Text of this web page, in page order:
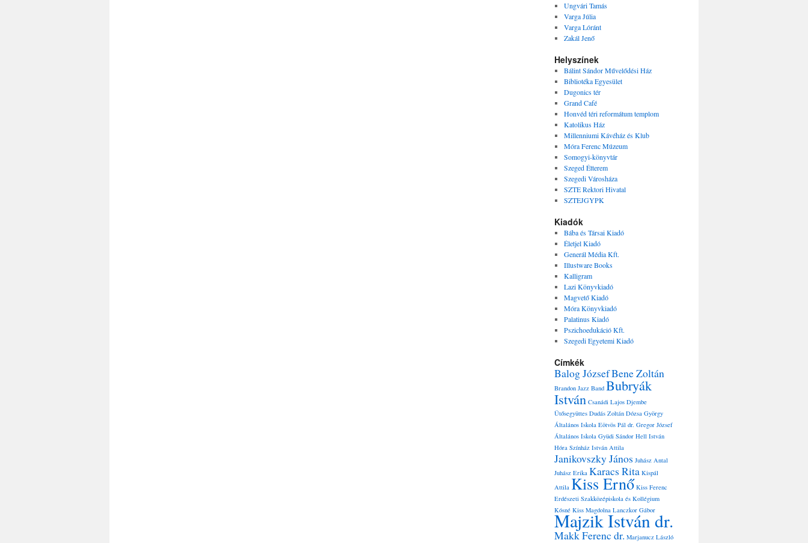
Ungvári Tamás
Varga Júlia
Varga Lóránt
Zakál Jenő
Helyszínek
Bálint Sándor Művelődési Ház
Bibliotéka Egyesület
Dugonics tér
Grand Café
Honvéd téri reformátum templom
Katolikus Ház
Millenniumi Kávéház és Klub
Móra Ferenc Múzeum
Somogyi-könyvtár
Szeged Étterem
Szegedi Városháza
SZTE Rektori Hivatal
SZTEJGYPK
Kiadók
Bába és Társai Kiadó
Életjel Kiadó
Generál Média Kft.
Illustware Books
Kalligram
Lazi Könyvkiadó
Magvető Kiadó
Móra Könyvkiadó
Palatinus Kiadó
Pszichoedukáció Kft.
Szegedi Egyetemi Kiadó
Címkék
Balog JózsefBene Zoltán
Brandon Jazz Band Bubryák
István Csanádi Lajos Djembe
Ütősegyüttes Dudás Zoltán Dózsa György
Általános Iskola Eötvös Pál dr. Gregor József
Általános Iskola Gyüdi Sándor Hell István
Hóra Színház István Attila
Janikovszky János Juhász Antal
Juhász Erika Karacs Rita Kispál
Attila Kiss Ernő Kiss Ferenc
Erdészeti Szakközépiskola és Kollégium
Kósné Kiss Magdolna Lanczkor Gábor
Majzik István dr.
Makk Ferenc dr. Marjanucz László